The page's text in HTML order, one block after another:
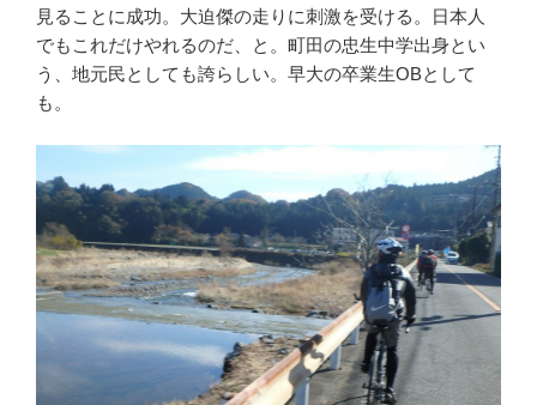
見ることに成功。大迫傑の走りに刺激を受ける。日本人
でもこれだけやれるのだ、と。町田の忠生中学出身とい
う、地元民としても誇らしい。早大の卒業生OBとして
も。